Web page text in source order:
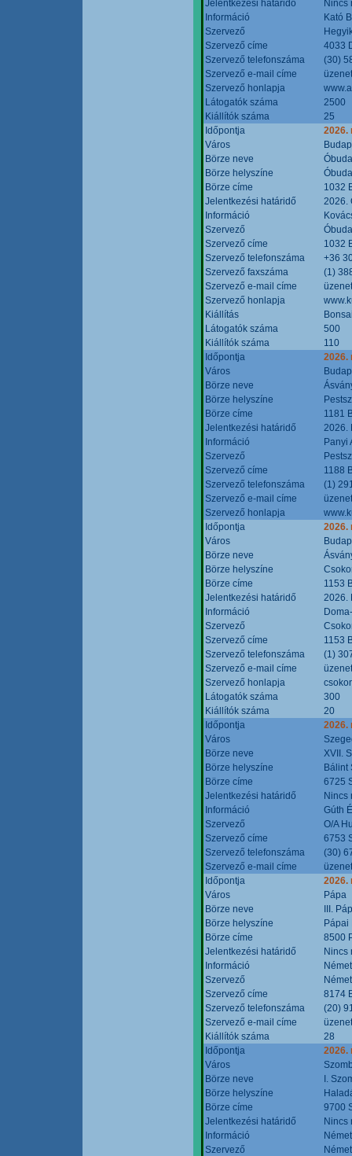
Jelentkezési határidő
Nincs
Információ
Kató
Szervező
Szervező címe
4033
Szervező telefonszáma
(30)
Szervező e-mail címe
Szervező honlapja
Látogatók száma
2500
Kiállítók száma
25
Időpontja
2026.
Város
Börze neve
Börze helyszíne
Börze címe
1032
Jelentkezési határidő
2026.
Információ
Szervező
Szervező címe
1032
Szervező telefonszáma
+36
Szervező faxszáma
(1)
Szervező e-mail címe
Szervező honlapja
Kiállítás
Látogatók száma
500
Kiállítók száma
110
Időpontja
2026.
Város
Börze neve
Börze helyszíne
Börze címe
1181
Jelentkezési határidő
2026.
Információ
Panyi
Szervező
Szervező címe
1188
Szervező telefonszáma
(1)
Szervező e-mail címe
Szervező honlapja
Időpontja
2026.
Város
Börze neve
Börze helyszíne
Börze címe
1153
Jelentkezési határidő
2026.
Információ
Szervező
Szervező címe
1153
Szervező telefonszáma
(1)
Szervező e-mail címe
Szervező honlapja
Látogatók száma
300
Kiállítók száma
20
Időpontja
2026.
Város
Börze neve
XVII.
Börze helyszíne
Bálint
Börze címe
6725
Jelentkezési határidő
Nincs
Információ
Gúth
Szervező
O/A
Szervező címe
6753
Szervező telefonszáma
(30)
Szervező e-mail címe
Időpontja
2026.
Város
Pápa
Börze neve
III.
Börze helyszíne
Pápai
Börze címe
8500
Jelentkezési határidő
Nincs
Információ
Szervező
Szervező címe
8174
Szervező telefonszáma
(20)
Szervező e-mail címe
Kiállítók száma
28
Időpontja
2026.
Város
Börze neve
I.
Börze helyszíne
Börze címe
9700
Jelentkezési határidő
Nincs
Információ
Szervező